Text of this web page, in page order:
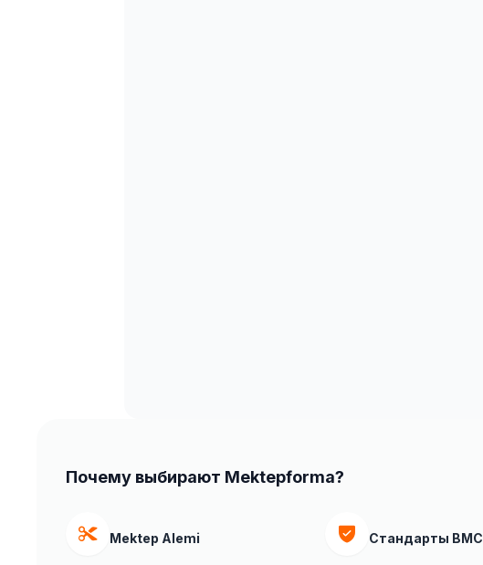
Почему выбирают Mektepforma?
Mektep Alemi Стандарты BMC